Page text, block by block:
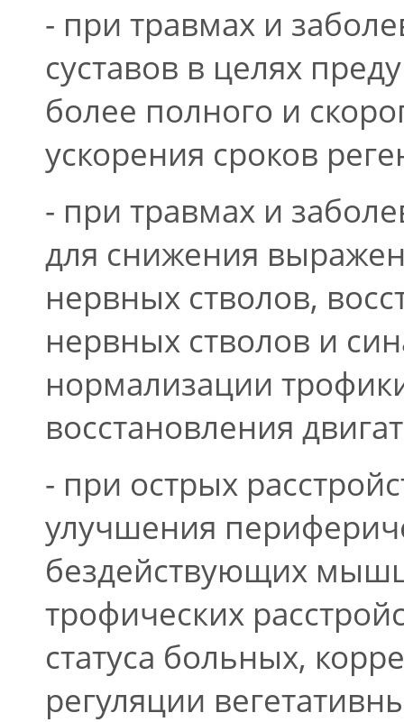
- при травмах и
суставов в целях
более полного и
ускорения сроков
- при травмах и
для снижения
нервных стволов,
нервных стволов и
нормализации
восстановления
- при острых
улучшения
бездействующих
трофических
статуса больных,
регуляции